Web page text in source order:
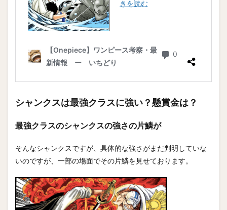
シャンクスは最強クラスに強い？懸賞金は？
最強クラスのシャンクスの強さの片鱗が
そんなシャンクスですが、具体的な強さがまだ判明していな
いのですが、一部の場面でその片鱗を見せております。